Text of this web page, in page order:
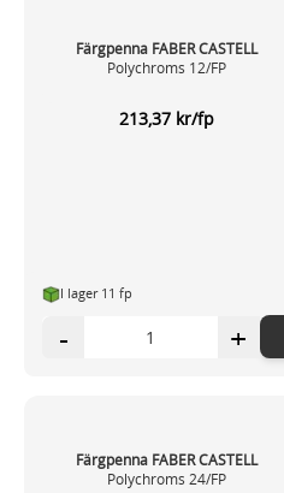
Färgpenna FABER CASTELL
Polychroms 12/FP
213,37 kr/fp
I lager 11 fp
- +
Färgpenna FABER CASTELL
Polychroms 24/FP